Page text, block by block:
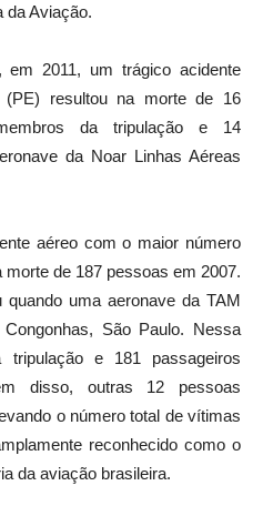
Aviação.
2011, um trágico acidente
resultou na morte de 16
da tripulação e 14
da Noar Linhas Aéreas
aéreo com o maior número
de 187 pessoas em 2007.
uma aeronave da TAM
São Paulo. Nessa
e 181 passageiros
disso, outras 12 pessoas
o número total de vítimas
reconhecido como o
da aviação brasileira.